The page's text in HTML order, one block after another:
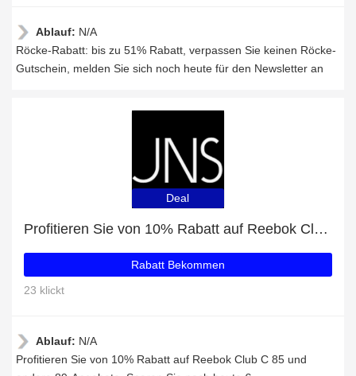
Ablauf: N/A
Röcke-Rabatt: bis zu 51% Rabatt, verpassen Sie keinen Röcke-
Gutschein, melden Sie sich noch heute für den Newsletter an
Deal
Profitieren Sie von 10% Rabatt auf Reebok Club C 85 und andere 89-Angebote
Rabatt Bekommen
23 klickt
Ablauf: N/A
Profitieren Sie von 10% Rabatt auf Reebok Club C 85 und